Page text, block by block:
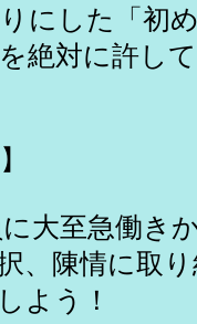
にした「初
絶対に許し
大至急働き
、陳情に取
よう！